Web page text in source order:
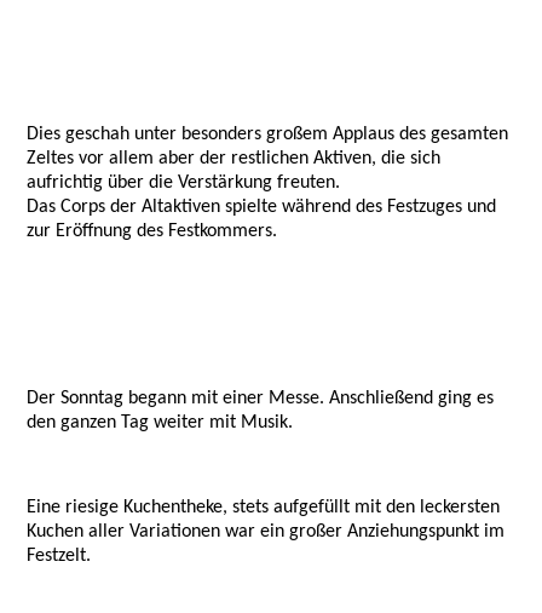
Dies geschah unter besonders großem Applaus des gesamten
Zeltes vor allem aber der restlichen Aktiven, die sich
aufrichtig über die Verstärkung freuten.
Das Corps der Altaktiven spielte während des Festzuges und
zur Eröffnung des Festkommers.
Der Sonntag begann mit einer Messe. Anschließend ging es
den ganzen Tag weiter mit Musik.
Eine riesige Kuchentheke, stets aufgefüllt mit den leckersten
Kuchen aller Variationen war ein großer Anziehungspunkt im
Festzelt.